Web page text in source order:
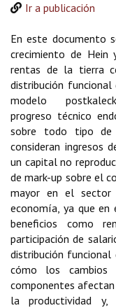
Ir a publicación
En este documento
crecimiento de Hein
rentas de la tierra
distribución
modelo
progreso técnico
sobre todo tipo de
consideran ingresos
un capital no
de mark-up sobre el
mayor en el
economía, ya que
beneficios como
participación de
distribución
cómo los
componentes afectan
la productividad